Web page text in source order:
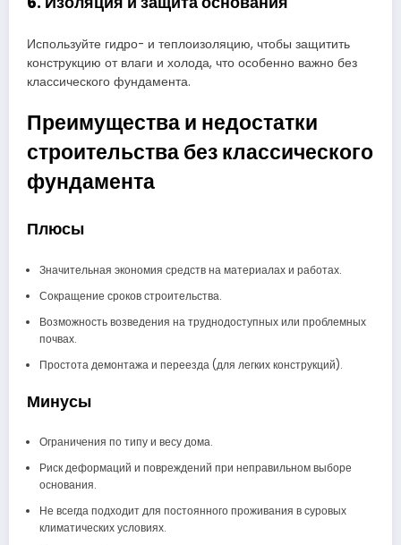
Используйте гидро- и теплоизоляцию, чтобы защитить
конструкцию от влаги и холода, что особенно важно без
классического фундамента.
Преимущества и недостатки
строительства без классического
фундамента
Плюсы
Значительная экономия средств на материалах и работах.
Сокращение сроков строительства.
Возможность возведения на труднодоступных или проблемных
почвах.
Простота демонтажа и переезда (для легких конструкций).
Минусы
Ограничения по типу и весу дома.
Риск деформаций и повреждений при неправильном выборе
основания.
Не всегда подходит для постоянного проживания в суровых
климатических условиях.